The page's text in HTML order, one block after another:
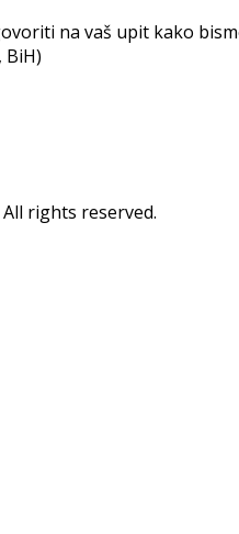
na vaš upit kako
BiH)
rights reserved.